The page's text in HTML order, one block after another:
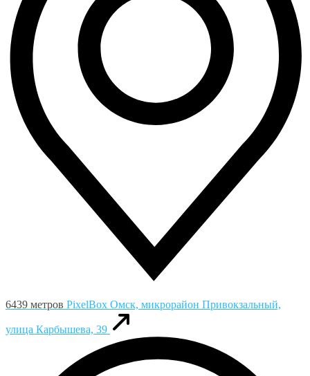
6439 метров PixelBox Омск, микрорайон Привокзальный,
улица Карбышева, 39